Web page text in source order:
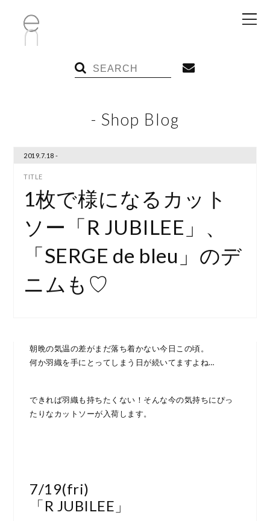
- Shop Blog
2019.7.18 -
1枚で様になるカット
ソー「R JUBILEE」、
「SERGE de bleu」のデ
ニムも♡
朝晩の気温の差がまだ落ち着かない今日この頃。
何か羽織を手にとってしまう日が続いてますよね…
できれば羽織も持ちたくない！そんな今の気持ちにぴっ
たりなカットソーが入荷します。
7/19(fri)
「R JUBILEE」